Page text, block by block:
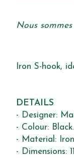
Nous
Iron S-hook,
DETAILS
- Designer:
- Colour: Black.
- Material:
- Dimensions: